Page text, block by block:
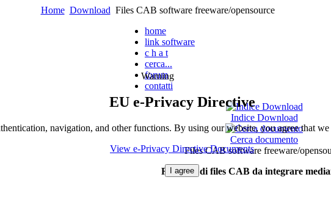
Home Download Files CAB software freeware/opensource
Warning
EU e-Privacy Directive
navigation, and other functions. By using our website, you agree that
View e-Privacy Directive Documents
I agree
home
link software
c h a t
cerca...
forum
contatti
Indice Download
Cerca documento
Files CAB software freeware/
Raccolta difiles CAB da integrare